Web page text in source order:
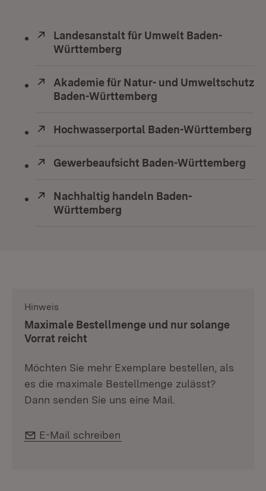
Extern:
Landesanstalt für Umwelt Baden-
Württemberg
Extern:
Akademie für Natur- und Umweltschutz
Baden-Württemberg
Extern:
Hochwasserportal Baden-Württemberg
Extern:
Gewerbeaufsicht Baden-Württemberg
Extern:
Nachhaltig handeln Baden-
Württemberg
Hinweis
Maximale Bestellmenge und nur solange
Vorrat reicht
Möchten Sie mehr Exemplare bestellen, als
es die maximale Bestellmenge zulässt?
Dann senden Sie uns eine Mail.
E-Mail:
E-Mail schreiben